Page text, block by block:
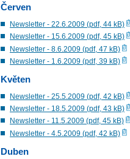
Červen
Newsletter - 22.6.2009 (pdf, 44 kB)
Newsletter - 15.6.2009 (pdf, 45 kB)
Newsletter - 8.6.2009 (pdf, 47 kB)
Newsletter - 1.6.2009 (pdf, 39 kB)
Květen
Newsletter - 25.5.2009 (pdf, 42 kB)
Newsletter - 18.5.2009 (pdf, 43 kB)
Newsletter - 11.5.2009 (pdf, 45 kB)
Newsletter - 4.5.2009 (pdf, 42 kB)
Duben